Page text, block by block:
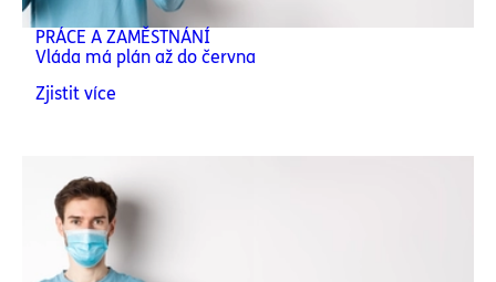
PRÁCE A ZAMĚSTNÁNÍ
Vláda má plán až do června
Zjistit více